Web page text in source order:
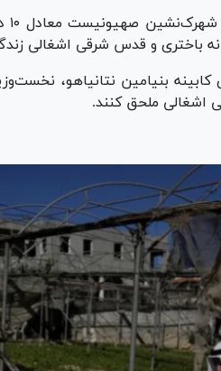
کابینه بنیامین نتانیاهو،
اشغالی ملحق کنند.